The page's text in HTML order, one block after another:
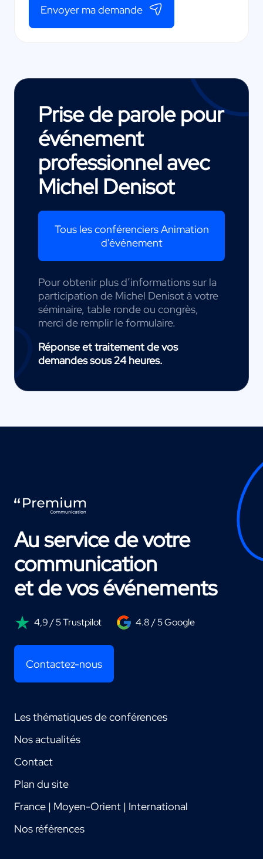
Envoyer ma demande
Prise de parole pour
événement
professionnel avec
Michel Denisot
Tous les conférenciers Animation
d'événement
Pour obtenir plus d’informations sur la
participation de Michel Denisot à votre
séminaire, table ronde ou congrès,
merci de remplir le formulaire.
Réponse et traitement de vos
demandes sous 24 heures.
Au service de votre
communication
et de vos événements
4,9 / 5 Trustpilot 4.8 / 5 Google
Contactez-nous
Les thématiques de conférences
Nos actualités
Contact
Plan du site
France | Moyen-Orient | International
Nos références